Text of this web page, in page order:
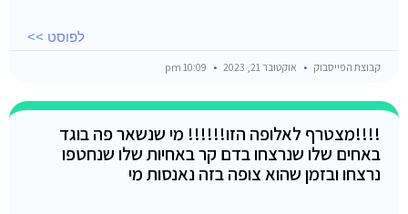
לפוסט >>
קבוצת הפייסבוק אוקטובר 21, 2023
!!!!מצטרף לאלופה הזו!!!!!! מי שנשאר פה בוגד
באחים שלו שנרצחו בדם קר באחיות שלו שנחטפו
נרצחו ובזמן שהוא צופה בזה נאנסות מי